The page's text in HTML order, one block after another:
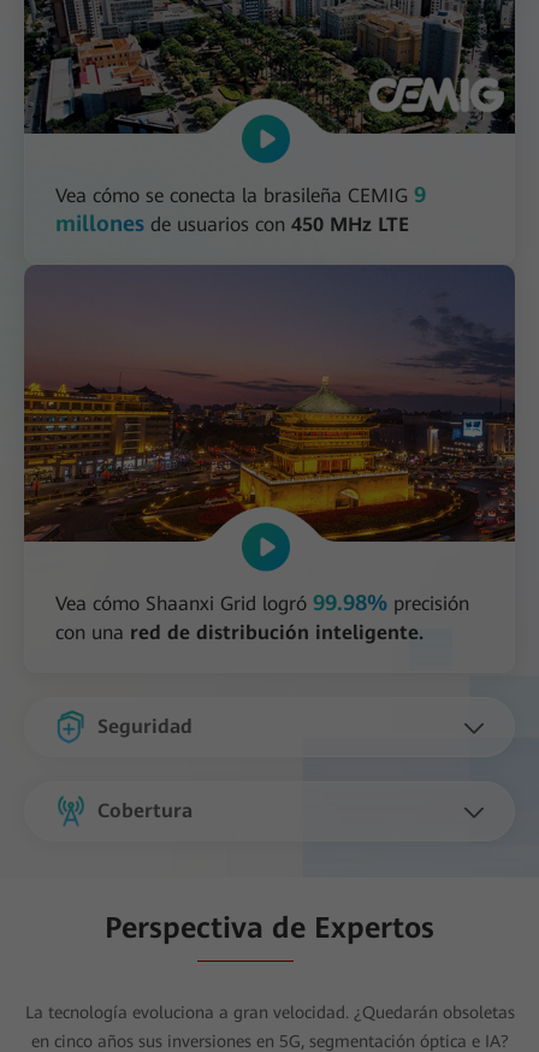
Vea cómo se conecta la brasileña CEMIG 9
millones de usuarios con 450 MHz LTE
Vea cómo Shaanxi Grid logró 99.98% precisión
con una red de distribución inteligente.
Seguridad
Cobertura
Perspectiva de Expertos
La tecnología evoluciona a gran velocidad. ¿Quedarán obsoletas
en cinco años sus inversiones en 5G, segmentación óptica e IA?